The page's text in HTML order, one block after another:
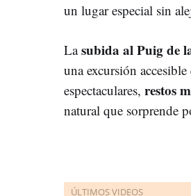
un lugar especial sin
Lasubida al Puig de
una excursión
espectaculares, restos
natural que sorprende